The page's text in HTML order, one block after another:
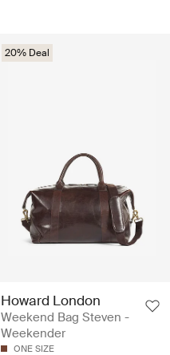
20% Deal
Howard London
Weekend Bag Steven -
Weekender
ONE SIZE